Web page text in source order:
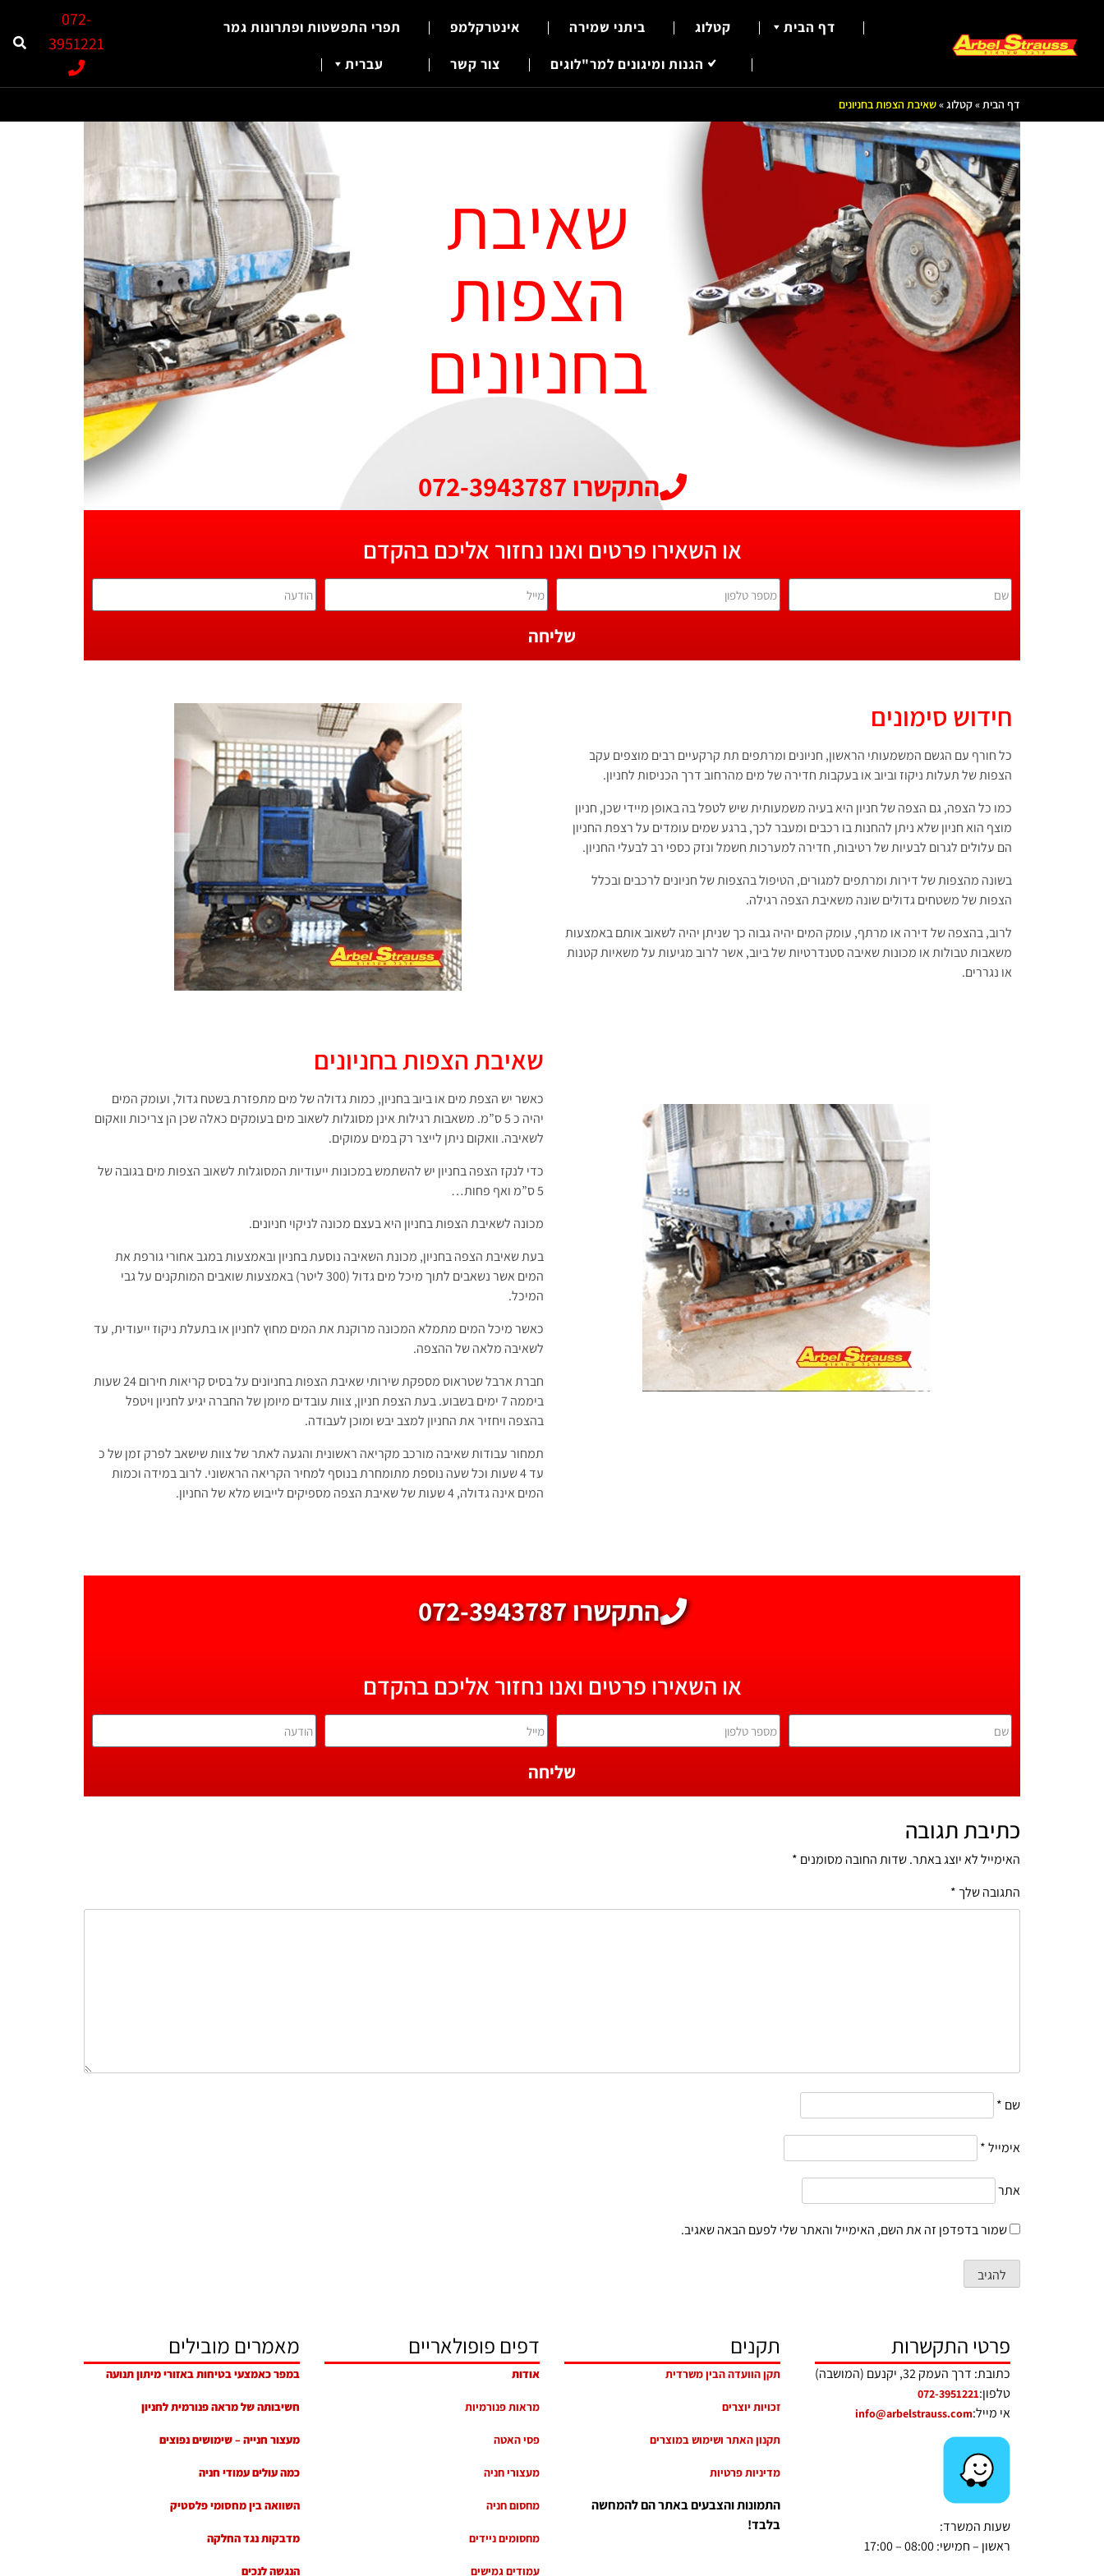
דף הבית קטלוג ביתני שמירה אינטרקלמפ תפרי התפשטות ופתרונות גמר
הגנות ומיגונים למר"לוגים צור קשר עברית
072-
3951221
דף הבית»קטלוג»שאיבת הצפות בחניונים
שאיבת
הצפות
בחניונים
התקשרו 072-3943787
או השאירו פרטים ואנו נחזור אליכם בהקדם
שליחה
חידוש סימונים
כל חורף עם הגשם המשמעותי הראשון, חניונים ומרתפים תת קרקעיים רבים מוצפים עקב
הצפות של תעלות ניקוז וביוב או בעקבות חדירה של מים מהרחוב דרך הכניסות לחניון.
כמו כל הצפה, גם הצפה של חניון היא בעיה משמעותית שיש לטפל בה באופן מיידי שכן, חניון
מוצף הוא חניון שלא ניתן להחנות בו רכבים ומעבר לכך, ברגע שמים עומדים על רצפת החניון
הם עלולים לגרום לבעיות של רטיבות, חדירה למערכות חשמל ונזק כספי רב לבעלי החניון.
בשונה מהצפות של דירות ומרתפים למגורים, הטיפול בהצפות של חניונים לרכבים ובכלל
הצפות של משטחים גדולים שונה משאיבת הצפה רגילה.
לרוב, בהצפה של דירה או מרתף, עומק המים יהיה גבוה כך שניתן יהיה לשאוב אותם באמצעות
משאבות טבולות או מכונות שאיבה סטנדרטיות של ביוב, אשר לרוב מגיעות על משאיות קטנות
או נגררים.
שאיבת הצפות בחניונים
כאשר יש הצפת מים או ביוב בחניון, כמות גדולה של מים מתפזרת בשטח גדול, ועומק המים
יהיה כ 5 ס”מ. משאבות רגילות אינן מסוגלות לשאוב מים בעומקים כאלה שכן הן צריכות וואקום
לשאיבה. וואקום ניתן לייצר רק במים עמוקים.
כדי לנקז הצפה בחניון יש להשתמש במכונות ייעודיות המסוגלות לשאוב הצפות מים בגובה של
5 ס”מ ואף פחות…
מכונה לשאיבת הצפות בחניון היא בעצם מכונה לניקוי חניונים.
בעת שאיבת הצפה בחניון, מכונת השאיבה נוסעת בחניון ובאמצעות במגב אחורי גורפת את
המים אשר נשאבים לתוך מיכל מים גדול (300 ליטר) באמצעות שואבים המותקנים על גבי
המיכל.
כאשר מיכל המים מתמלא המכונה מרוקנת את המים מחוץ לחניון או בתעלת ניקוז ייעודית, עד
לשאיבה מלאה של ההצפה.
חברת ארבל שטראוס מספקת שירותי שאיבת הצפות בחניונים על בסיס קריאות חירום 24 שעות
ביממה 7 ימים בשבוע. בעת הצפת חניון, צוות עובדים מיומן של החברה יגיע לחניון ויטפל
בהצפה ויחזיר את החניון למצב יבש ומוכן לעבודה.
תמחור עבודות שאיבה מורכב מקריאה ראשונית והגעה לאתר של צוות שישאב לפרק זמן של כ
עד 4 שעות וכל שעה נוספת מתומחרת בנוסף למחיר הקריאה הראשוני. לרוב במידה וכמות
המים אינה גדולה, 4 שעות של שאיבת הצפה מספיקים לייבוש מלא של החניון.
התקשרו 072-3943787
או השאירו פרטים ואנו נחזור אליכם בהקדם
שליחה
כתיבת תגובה
האימייל לא יוצג באתר.שדות החובה מסומנים *
התגובה שלך*
שם *
אימייל*
אתר
שמור בדפדפן זה את השם, האימייל והאתר שלי לפעם הבאה שאגיב.
פרטי התקשרות
כתובת: דרך העמק 32, יקנעם (המושבה)
טלפון:072-3951221
אי מייל:info@arbelstrauss.com
שעות המשרד:
ראשון – חמישי: 08:00 – 17:00
תקנים
תקן הוועדה הבין משרדית
זכויות יוצרים
תקנון האתר ושימוש במוצרים
מדיניות פרטיות
התמונות והצבעים באתר הם להמחשה
בלבד!
דפים פופולאריים
אודות
מראות פנורמיות
פסי האטה
מעצורי חניה
מחסום חניה
מחסומים ניידים
עמודים גמישים
מאמרים מובילים
במפר כאמצעי בטיחות באזורי מיתון תנועה
חשיבותה של מראה פנורמית לחניון
מעצור חנייה – שימושים נפוצים
כמה עולים עמודי חניה
השוואה בין מחסומי פלסטיק
מדבקות נגד החלקה
הנגשה לנכים